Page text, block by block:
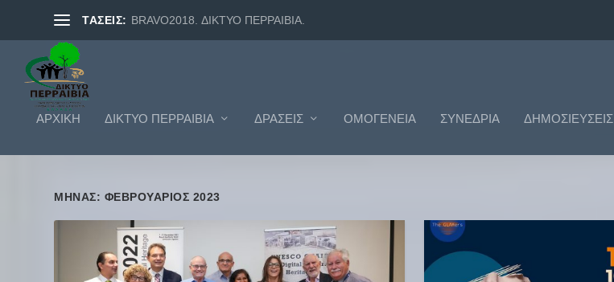
ΤΑΣΕΙΣ: BRAVO2018. ΔΙΚΤΥΟ ΠΕΡΡΑΙΒΙΑ.
ΑΡΧΙΚΗ ΔΊΚΤΥΟ ΠΕΡΡΑΙΒΊΑ ΔΡΆΣΕΙΣ ΟΜΟΓΈΝΕΙΑ ΣΥΝΈΔΡΙΑ ΔΗΜΟΣΙΕΎΣΕΙΣ
ΜΉΝΑΣ: ΦΕΒΡΟΥΆΡΙΟΣ 2023